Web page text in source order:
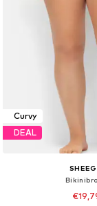
Curvy
DEAL